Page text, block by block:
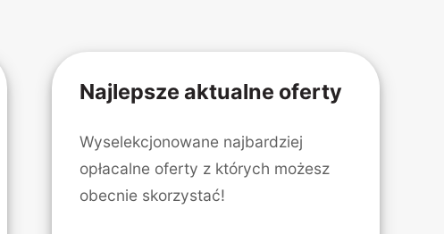
Najlepsze aktualne oferty
Wyselekcjonowane najbardziej
opłacalne oferty z których możesz
obecnie skorzystać!